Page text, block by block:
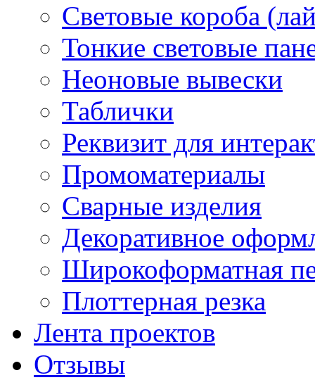
Световые короба
Тонкие световые
Неоновые вывески
Таблички
Реквизит для
Промоматериалы
Сварные изделия
Декоративное
Широкоформатная
Плоттерная резка
Лента проектов
Отзывы